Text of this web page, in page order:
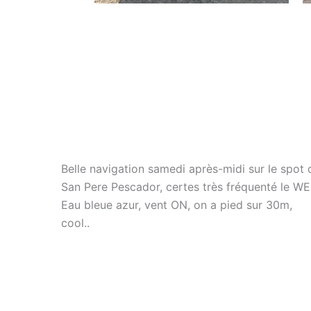
Belle navigation samedi après-midi sur le spot
San Pere Pescador, certes très fréquenté le
Eau bleue azur, vent ON, on a pied sur 30m,
cool..